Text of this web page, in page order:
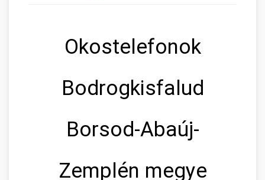
Okostelefonok
Bodrogkisfalud
Borsod-Abaúj-
Zemplén megye